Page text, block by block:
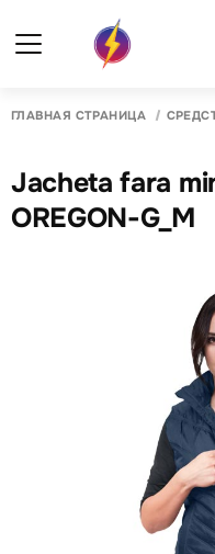
ГЛАВНАЯ СТРАНИЦА
Jacheta fara
OREGON-G_M